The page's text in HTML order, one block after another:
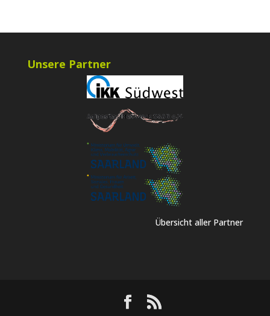
Unsere Partner
Übersicht aller Partner